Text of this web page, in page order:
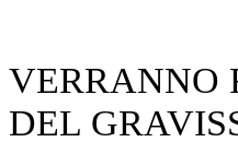
VERRANNO
DEL